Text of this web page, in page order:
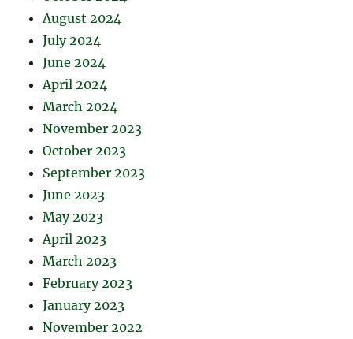
August 2024
July 2024
June 2024
April 2024
March 2024
November 2023
October 2023
September 2023
June 2023
May 2023
April 2023
March 2023
February 2023
January 2023
November 2022